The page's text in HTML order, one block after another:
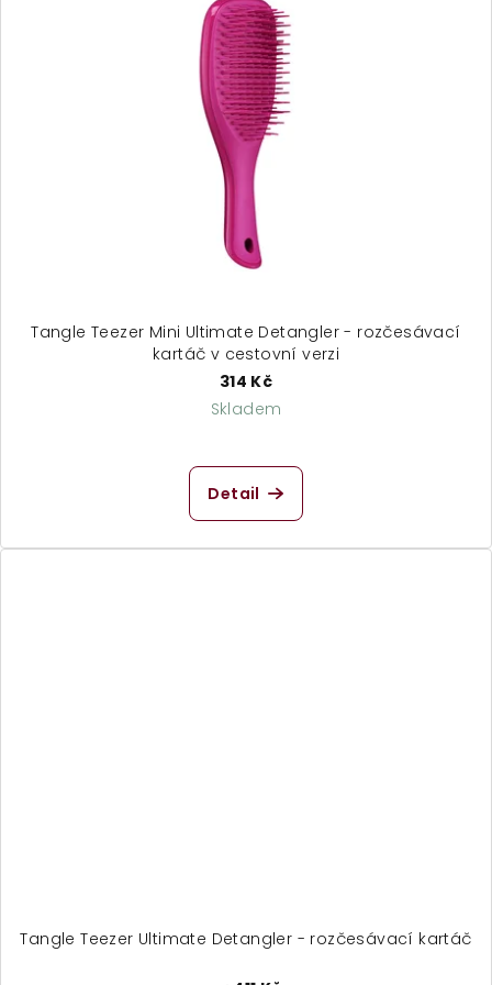
Tangle Teezer Mini Ultimate Detangler - rozčesávací
kartáč v cestovní verzi
314 Kč
Skladem
Detail
Tangle Teezer Ultimate Detangler - rozčesávací kartáč